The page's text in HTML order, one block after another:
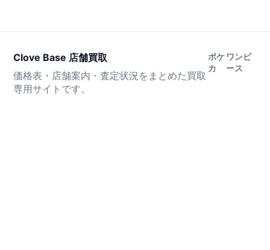
Clove Base 店舗買取
価格表・店舗案内・査定状況をまとめた買取
専用サイトです。
ポケ
カ
ワンピ
ース